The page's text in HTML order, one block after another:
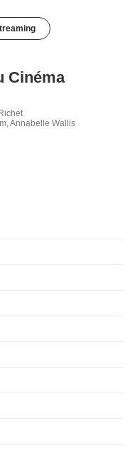
Cinéma
Annabelle Wallis